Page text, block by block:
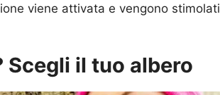
viene attivata e vengono stimolati
Scegli il tuo albero